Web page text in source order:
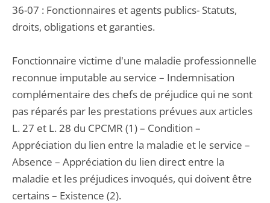
36-07 : Fonctionnaires et agents publics- Statuts,
droits, obligations et garanties.
Fonctionnaire victime d'une maladie professionnelle
reconnue imputable au service – Indemnisation
complémentaire des chefs de préjudice qui ne sont
pas réparés par les prestations prévues aux articles
L. 27 et L. 28 du CPCMR (1) – Condition –
Appréciation du lien entre la maladie et le service –
Absence – Appréciation du lien direct entre la
maladie et les préjudices invoqués, qui doivent être
certains – Existence (2).